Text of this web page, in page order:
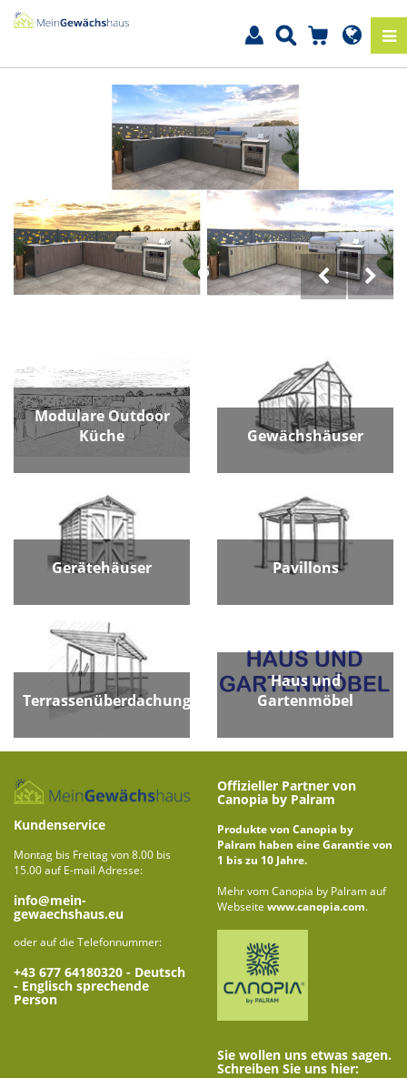
Modulare Outdoor
Küche
Gewächshäuser
Gerätehäuser Pavillons
Terrassenüberdachungen
Haus und
Gartenmöbel
Kundenservice
Montag bis Freitag von 8.00 bis
15.00 auf E-mail Adresse:
info@mein-
gewaechshaus.eu
oder auf die Telefonnummer:
+43 677 64180320 - Deutsch
- Englisch sprechende
Person
Offizieller Partner von
Canopia by Palram
Produkte von Canopia by
Palram haben eine Garantie von
1 bis zu 10 Jahre.
Mehr vom Canopia by Palram auf
Webseite www.canopia.com.
Sie wollen uns etwas sagen.
Schreiben Sie uns hier: